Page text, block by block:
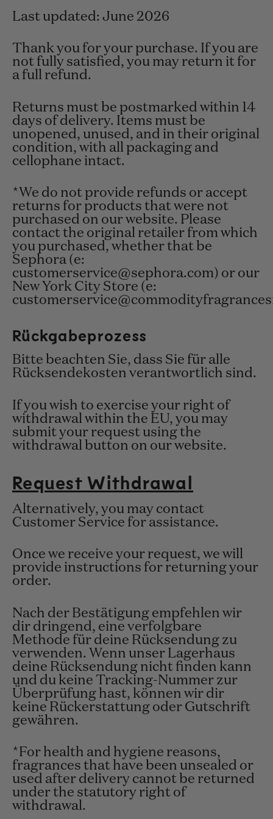
Last updated: June 2026
Thank you for your purchase. If you are
not fully satisfied, you may return it for
a full refund.
Returns must be postmarked within 14
days of delivery. Items must be
unopened, unused, and in their original
condition, with all packaging and
cellophane intact.
*We do not provide refunds or accept
returns for products that were not
purchased on our website. Please
contact the original retailer from which
you purchased, whether that be
Sephora (e:
customerservice@sephora.com) or our
New York City Store (e:
Rückgabeprozess
Bitte beachten Sie, dass Sie für alle
Rücksendekosten verantwortlich sind.
If you wish to exercise your right of
withdrawal within the EU, you may
submit your request using the
withdrawal button on our website.
Request Withdrawal
Alternatively, you may contact
Customer Service for assistance.
Once we receive your request, we will
provide instructions for returning your
order.
Nach der Bestätigung empfehlen wir
dir dringend, eine verfolgbare
Methode für deine Rücksendung zu
verwenden. Wenn unser Lagerhaus
deine Rücksendung nicht finden kann
und du keine Tracking-Nummer zur
Überprüfung hast, können wir dir
keine Rückerstattung oder Gutschrift
gewähren.
*For health and hygiene reasons,
fragrances that have been unsealed or
used after delivery cannot be returned
under the statutory right of
withdrawal.